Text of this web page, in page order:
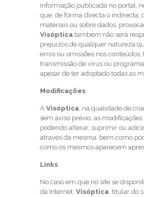
informação publicada no portal,
que, de forma directa o indirecta,
materiais ou sobre dados,
Visóptica também não será
prejuízos de qualquer natureza
erros ou omissões nos
transmissão de vírus ou
apesar de ter adoptado todas as
Modificações
A Visóptica, na qualidade de
sem aviso prévio, as
podendo alterar, suprimir ou
através da mesma, bem como
como os mesmos aparecem
Links
No caso em que no site se
da Internet, Visóptica, titular do